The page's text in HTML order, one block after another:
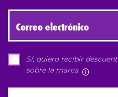
Correo electrónico
Sí, quiero recibir
sobre la marca